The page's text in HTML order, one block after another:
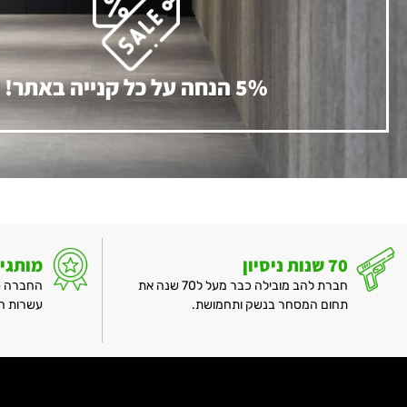
5% הנחה על כל קנייה באתר!
70 שנות ניסיון
חברת להב מובילה כבר מעל ל70 שנה את
תחום המסחר בנשק ותחמושת.
החברה
עשרות